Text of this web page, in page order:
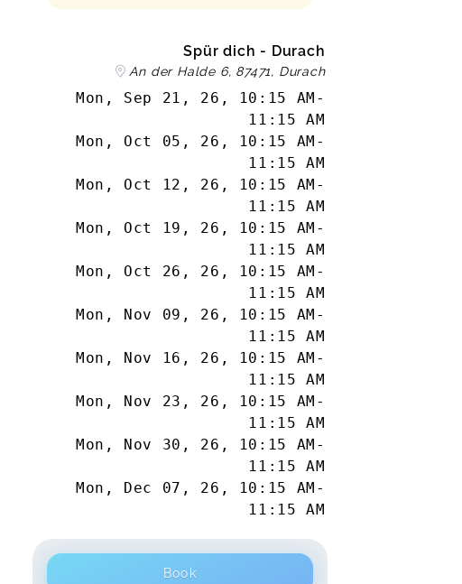
Spür dich - Durach
An der Halde 6, 87471, Durach
Mon, Sep 21, 26 , 10:15 AM -
11:15 AM
Mon, Oct 05, 26 , 10:15 AM -
11:15 AM
Mon, Oct 12, 26 , 10:15 AM -
11:15 AM
Mon, Oct 19, 26 , 10:15 AM -
11:15 AM
Mon, Oct 26, 26 , 10:15 AM -
11:15 AM
Mon, Nov 09, 26 , 10:15 AM -
11:15 AM
Mon, Nov 16, 26 , 10:15 AM -
11:15 AM
Mon, Nov 23, 26 , 10:15 AM -
11:15 AM
Mon, Nov 30, 26 , 10:15 AM -
11:15 AM
Mon, Dec 07, 26 , 10:15 AM -
11:15 AM
Book